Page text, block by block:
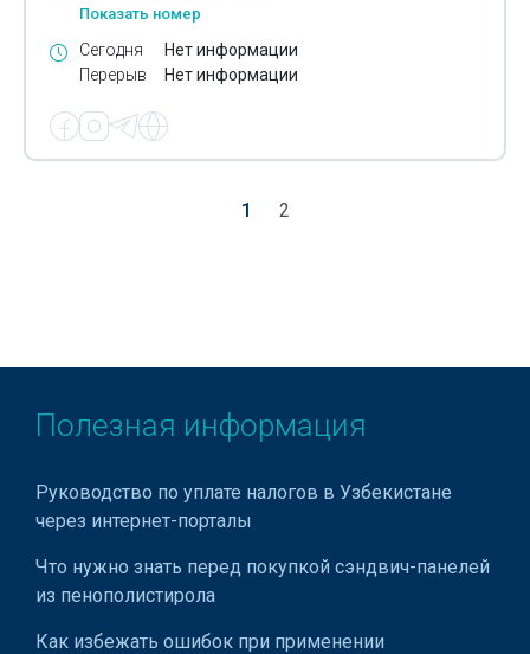
Показать номер
Сегодня
Перерыв
Нет информации
Нет информации
1 2
Полезная информация
Руководство по уплате налогов в Узбекистане
через интернет-порталы
Что нужно знать перед покупкой сэндвич-панелей
из пенополистирола
Как избежать ошибок при применении